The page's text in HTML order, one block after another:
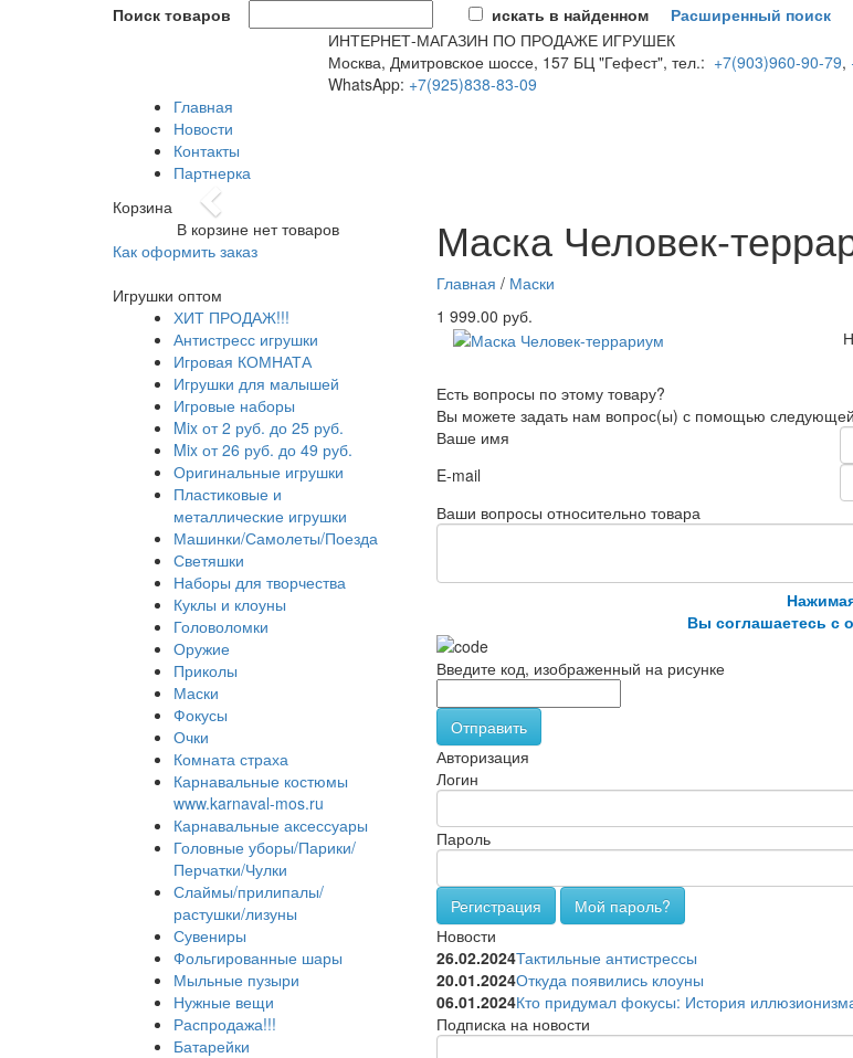
Поиск товаров искать в найденном Расширенный поиск
ИНТЕРНЕТ-МАГАЗИН ПО ПРОДАЖЕ ИГРУШЕК
Москва, Дмитровское шоссе, 157 БЦ "Гефест", тел.: +7(903)960-90-79,
WhatsApp: +7(925)838-83-09
Главная
Новости
Контакты
Партнерка
Previous
Корзина
В корзине нет товаров
Как оформить заказ
Игрушки оптом
ХИТ ПРОДАЖ!!!
Антистресс игрушки
Игровая КОМНАТА
Игрушки для малышей
Игровые наборы
Mix от 2 руб. до 25 руб.
Mix от 26 руб. до 49 руб.
Оригинальные игрушки
Пластиковые и
металлические игрушки
Машинки/Самолеты/Поезда
Светяшки
Наборы для творчества
Куклы и клоуны
Головоломки
Оружие
Приколы
Маски
Фокусы
Очки
Комната страха
Карнавальные костюмы
www.karnaval-mos.ru
Карнавальные аксессуары
Головные уборы/Парики/
Перчатки/Чулки
Слаймы/прилипалы/
растушки/лизуны
Сувениры
Фольгированные шары
Мыльные пузыри
Нужные вещи
Распродажа!!!
Батарейки
New
Маска Человек-
Главная / Маски
1 999.00 руб.
Есть вопросы по этому товару?
Вы можете задать нам вопрос(ы) с помощью
Ваше имя
E-mail
Ваши вопросы относительно товара
Вы соглашаетесь с
Введите код, изображенный на рисунке
Отправить
Авторизация
Логин
Пароль
Регистрация
Мой пароль?
Новости
26.02.2024Тактильные антистрессы
20.01.2024Откуда появились клоуны
06.01.2024Кто придумал фокусы: История
Подписка на новости